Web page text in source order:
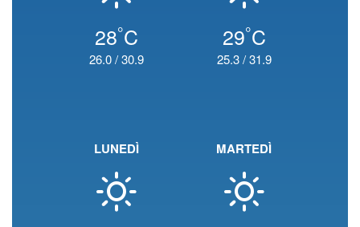
28°C
26.0/30.9
29°C
25.3/31.9
LUNEDÌ MARTEDÌ